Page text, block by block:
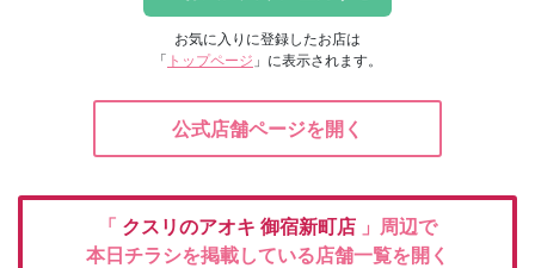
お気に入りに登録したお店は
「 トップページ 」に表示されます。
公式店舗ページを開く
「 クスリのアオキ 御宿新町店 」周辺で
本日チラシを掲載している店舗一覧を開く